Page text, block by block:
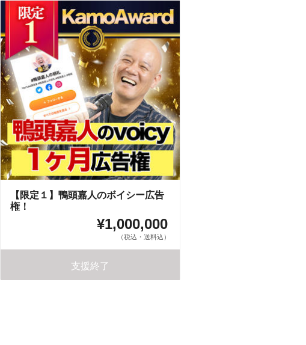
【限定１】鴨頭嘉人のボイシー広告
権！
¥1,000,000
（税込・送料込）
支援終了